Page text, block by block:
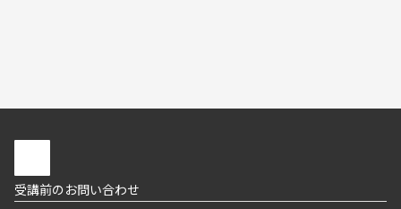
受講前のお問い合わせ